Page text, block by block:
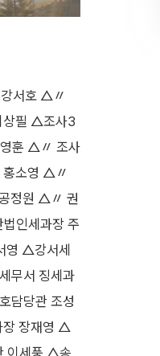
서호 △〃
상필 △조사3
훈 △〃 조사
홍소영 △〃
정원 △〃 권
인세과장 주
영 △강서세
무서 징세과
담당관 조성
장 장재영 △
이세풍 △송